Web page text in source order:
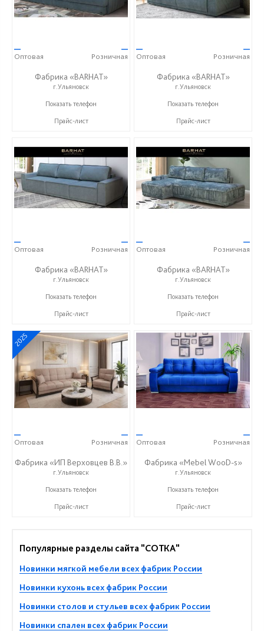
—
Оптовая
—
Розничная
Фабрика «BARHAT»
г.Ульяновск
+7 (996) 219-29-77
Показать телефон
Прайс-лист
—
Оптовая
—
Розничная
Фабрика «BARHAT»
г.Ульяновск
+7 (996) 219-29-77
Показать телефон
Прайс-лист
—
Оптовая
—
Розничная
Фабрика «BARHAT»
г.Ульяновск
+7 (996) 219-29-77
Показать телефон
Прайс-лист
—
Оптовая
—
Розничная
Фабрика «BARHAT»
г.Ульяновск
+7 (996) 219-29-77
Показать телефон
Прайс-лист
2025
—
Оптовая
—
Розничная
Фабрика «ИП Верховцев В.В.»
г.Ульяновск
8-987-637-27-82
Показать телефон
Прайс-лист
—
Оптовая
—
Розничная
Фабрика «Mebel WooD-s»
г.Ульяновск
+7 (906) 140-08-08
Показать телефон
Прайс-лист
Популярные разделы сайта "СОТКА"
Новинки мягкой мебели всех фабрик России
Новинки кухонь всех фабрик России
Новинки столов и стульев всех фабрик России
Новинки спален всех фабрик России